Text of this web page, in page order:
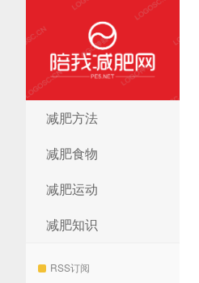
陪我减肥网
减肥方法
减肥食物
减肥运动
减肥知识
RSS订阅